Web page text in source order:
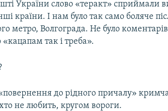
України слово «теракт» сприймали
країни. І нам було так само боляче
метро, Волгограда. Не було
так і треба».
до рідного причалу»
не любить, кругом вороги.